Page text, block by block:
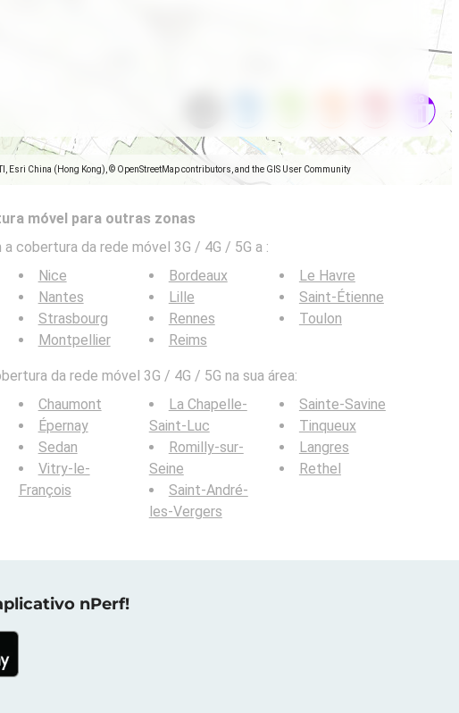
Esri China (Hong Kong), © OpenStreetMap contributors, and the GIS User Community
móvel para outras zonas
cobertura da rede móvel 3G / 4G / 5G a :
Nice
Nantes
Strasbourg
Montpellier
Bordeaux
Lille
Rennes
Reims
Le Havre
Saint-Étienne
Toulon
da rede móvel 3G / 4G / 5G na sua área:
Chaumont
Épernay
Sedan
Vitry-le-
François
La Chapelle-
Saint-Luc
Romilly-sur-
Seine
Saint-André-
les-Vergers
Sainte-Savine
Tinqueux
Langres
Rethel
nPerf!